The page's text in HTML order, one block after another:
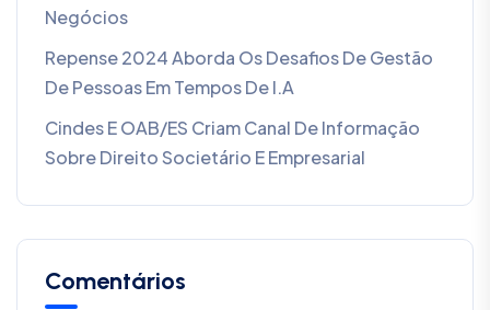
Negócios
Repense 2024 Aborda Os Desafios De Gestão
De Pessoas Em Tempos De I.A
Cindes E OAB/ES Criam Canal De Informação
Sobre Direito Societário E Empresarial
Comentários